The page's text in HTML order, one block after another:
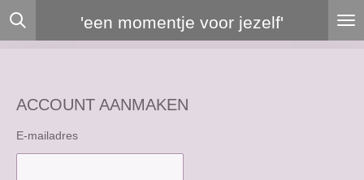
Ga
'een momentje voor jezelf'
ACCOUNT AANMAKEN
E-mailadres